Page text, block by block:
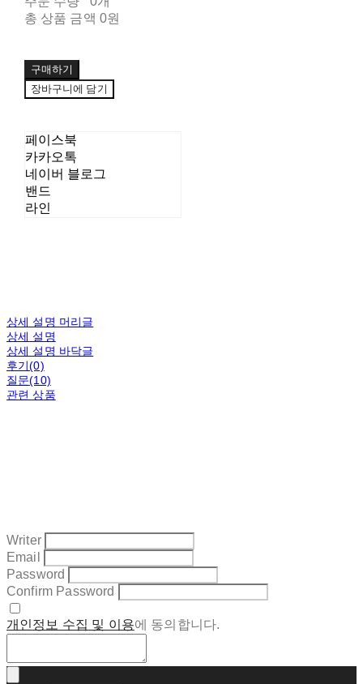
총 상품 금액 0원
구매하기
장바구니에 담기
페이스북
카카오톡
네이버 블로그
밴드
라인
상세 설명 머리글
상세 설명
상세 설명 바닥글
후기(0)
질문(10)
관련 상품
Writer
Email
Password
Confirm Password
개인정보 수집 및 이용에 동의합니다.